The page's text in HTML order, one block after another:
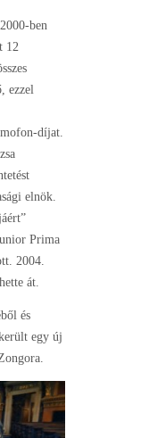
ben
12
ezzel
díjat.
elnök.
Prima
2004.
át.
és
egy új